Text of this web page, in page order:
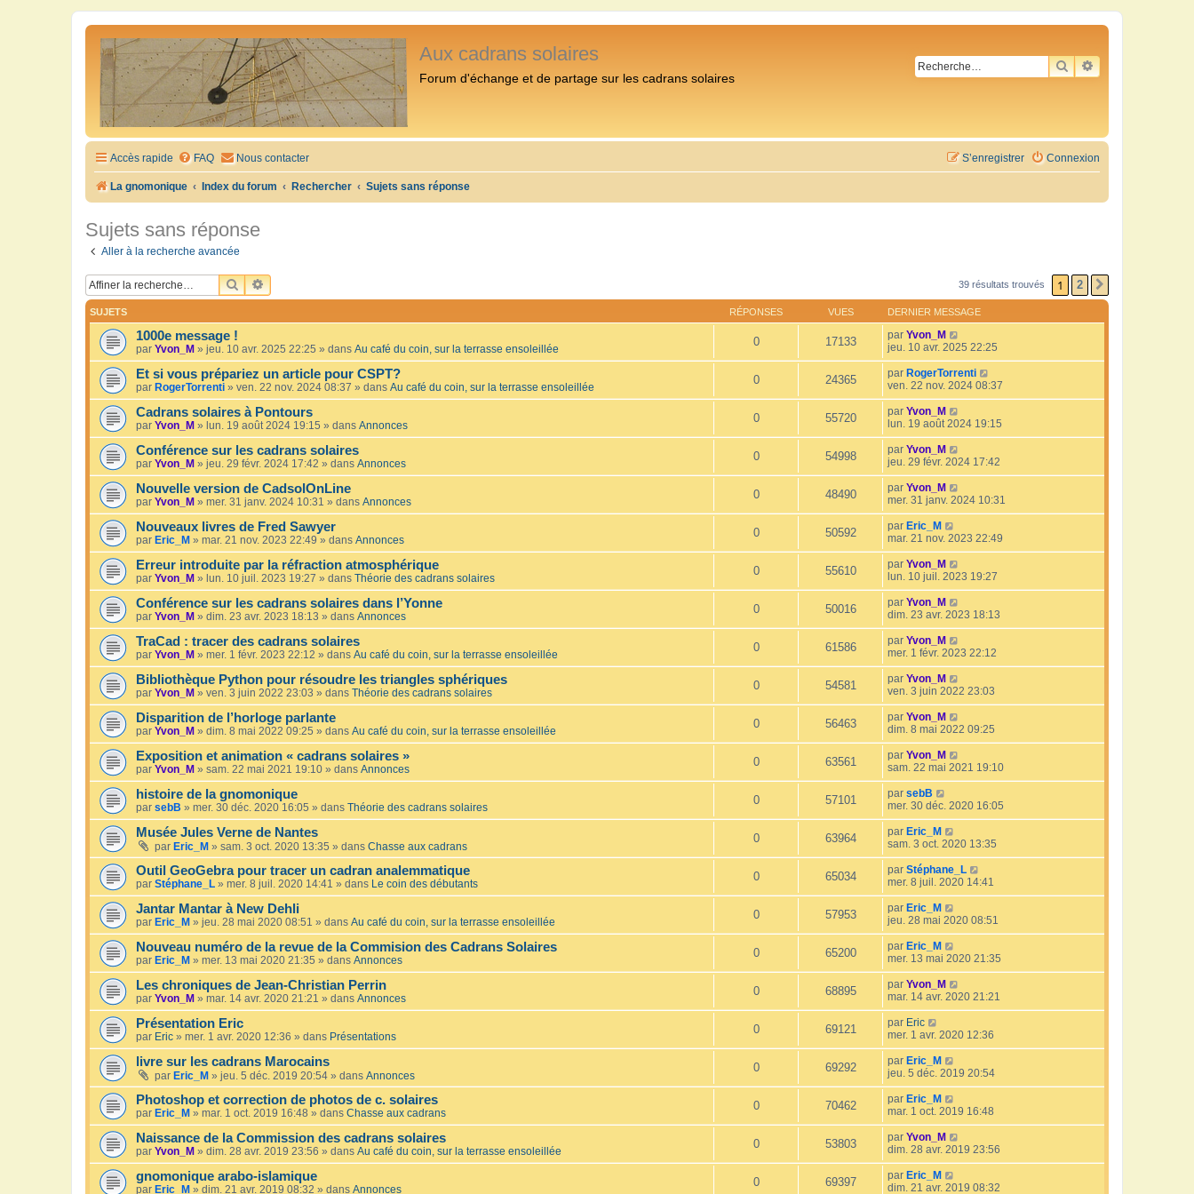
Aux cadrans solaires
Forum d'échange et de partage sur les cadrans solaires
RECHERCHER
RECHERCHE
Accès rapide FAQ Nous contacter Connexion
S’enregistrer
La gnomonique Index du forum Rechercher Sujets sans réponse
Sujets sans réponse
Aller à la recherche avancée
RECHERCHER
RECHERCHE AVANCÉE 39 résultats trouvés 1 2
SUJETS RÉPONSES VUES DERNIER MESSAGE
1000e message !
par Yvon_M » jeu. 10 avr. 2025 22:25 » dans Au café du coin, sur la terrasse ensoleillée
0 17133 par Yvon_M
jeu. 10 avr. 2025 22:25
Et si vous prépariez un article pour CSPT?
par RogerTorrenti » ven. 22 nov. 2024 08:37 » dans Au café du coin, sur la terrasse ensoleillée
0 24365 par RogerTorrenti
ven. 22 nov. 2024 08:37
Cadrans solaires à Pontours
par Yvon_M » lun. 19 août 2024 19:15 » dans Annonces
0 55720 par Yvon_M
lun. 19 août 2024 19:15
Conférence sur les cadrans solaires
par Yvon_M » jeu. 29 févr. 2024 17:42 » dans Annonces
0 54998 par Yvon_M
jeu. 29 févr. 2024 17:42
Nouvelle version de CadsolOnLine
par Yvon_M » mer. 31 janv. 2024 10:31 » dans Annonces
0 48490 par Yvon_M
mer. 31 janv. 2024 10:31
Nouveaux livres de Fred Sawyer
par Eric_M » mar. 21 nov. 2023 22:49 » dans Annonces
0 50592 par Eric_M
mar. 21 nov. 2023 22:49
Erreur introduite par la réfraction atmosphérique
par Yvon_M » lun. 10 juil. 2023 19:27 » dans Théorie des cadrans solaires
0 55610 par Yvon_M
lun. 10 juil. 2023 19:27
Conférence sur les cadrans solaires dans l’Yonne
par Yvon_M » dim. 23 avr. 2023 18:13 » dans Annonces
0 50016 par Yvon_M
dim. 23 avr. 2023 18:13
TraCad : tracer des cadrans solaires
par Yvon_M » mer. 1 févr. 2023 22:12 » dans Au café du coin, sur la terrasse ensoleillée
0 61586 par Yvon_M
mer. 1 févr. 2023 22:12
Bibliothèque Python pour résoudre les triangles sphériques
par Yvon_M » ven. 3 juin 2022 23:03 » dans Théorie des cadrans solaires
0 54581 par Yvon_M
ven. 3 juin 2022 23:03
Disparition de l’horloge parlante
par Yvon_M » dim. 8 mai 2022 09:25 » dans Au café du coin, sur la terrasse ensoleillée
0 56463 par Yvon_M
dim. 8 mai 2022 09:25
Exposition et animation « cadrans solaires »
par Yvon_M » sam. 22 mai 2021 19:10 » dans Annonces
0 63561 par Yvon_M
sam. 22 mai 2021 19:10
histoire de la gnomonique
par sebB » mer. 30 déc. 2020 16:05 » dans Théorie des cadrans solaires
0 57101 par sebB
mer. 30 déc. 2020 16:05
Musée Jules Verne de Nantes
par Eric_M » sam. 3 oct. 2020 13:35 » dans Chasse aux cadrans
0 63964 par Eric_M
sam. 3 oct. 2020 13:35
Outil GeoGebra pour tracer un cadran analemmatique
par Stéphane_L » mer. 8 juil. 2020 14:41 » dans Le coin des débutants
0 65034 par Stéphane_L
mer. 8 juil. 2020 14:41
Jantar Mantar à New Dehli
par Eric_M » jeu. 28 mai 2020 08:51 » dans Au café du coin, sur la terrasse ensoleillée
0 57953 par Eric_M
jeu. 28 mai 2020 08:51
Nouveau numéro de la revue de la Commision des Cadrans Solaires
par Eric_M » mer. 13 mai 2020 21:35 » dans Annonces
0 65200 par Eric_M
mer. 13 mai 2020 21:35
Les chroniques de Jean-Christian Perrin
par Yvon_M » mar. 14 avr. 2020 21:21 » dans Annonces
0 68895 par Yvon_M
mar. 14 avr. 2020 21:21
Présentation Eric
par Eric » mer. 1 avr. 2020 12:36 » dans Présentations
0 69121 par Eric
mer. 1 avr. 2020 12:36
livre sur les cadrans Marocains
par Eric_M » jeu. 5 déc. 2019 20:54 » dans Annonces
0 69292 par Eric_M
jeu. 5 déc. 2019 20:54
Photoshop et correction de photos de c. solaires
par Eric_M » mar. 1 oct. 2019 16:48 » dans Chasse aux cadrans
0 70462 par Eric_M
mar. 1 oct. 2019 16:48
Naissance de la Commission des cadrans solaires
par Yvon_M » dim. 28 avr. 2019 23:56 » dans Au café du coin, sur la terrasse ensoleillée
0 53803 par Yvon_M
dim. 28 avr. 2019 23:56
gnomonique arabo-islamique
par Eric_M » dim. 21 avr. 2019 08:32 » dans Annonces
0 69397 par Eric_M
dim. 21 avr. 2019 08:32